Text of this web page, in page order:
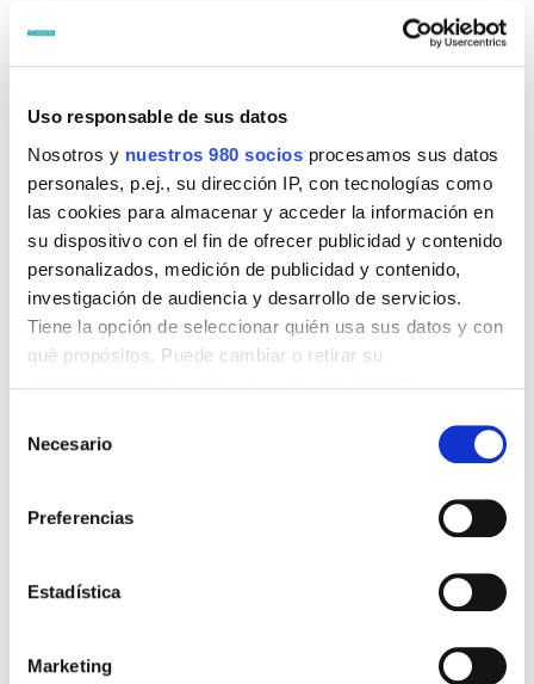
Uso responsable de sus datos
Nosotros y nuestros 980 socios procesamos sus datos
personales, p.ej., su dirección IP, con tecnologías como
las cookies para almacenar y acceder la información en
su dispositivo con el fin de ofrecer publicidad y contenido
personalizados, medición de publicidad y contenido,
investigación de audiencia y desarrollo de servicios.
Tiene la opción de seleccionar quién usa sus datos y con
qué propósitos. Puede cambiar o retirar su
consentimiento.
Obtenga más información sobre cómo se procesan sus
datos personales y establezca sus preferencias en la
consentimiento en cualquier momento en la Declaración
Las cookies de este sitio web se usan para personalizar
Necesario
Preferencias
Estadística
Marketing
viaje de formación
cooperativa a Galicia
Fundació Caixaltea
Cultura